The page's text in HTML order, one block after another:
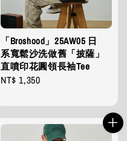
「Broshood」25AW05 日
系寬鬆沙洗做舊「披薩」
直噴印花圓領長袖Tee
Regular
NT$ 1,350